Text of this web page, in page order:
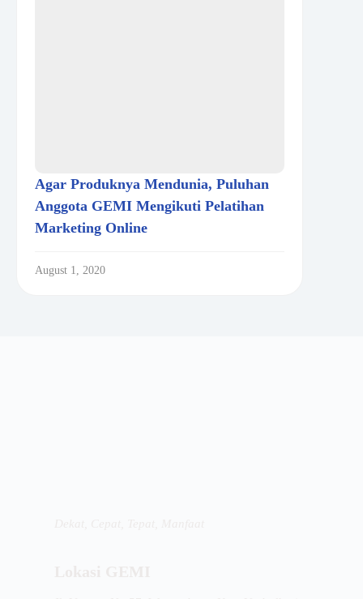
Agar Produknya Mendunia, Puluhan
Anggota GEMI Mengikuti Pelatihan
Marketing Online
August 1, 2020